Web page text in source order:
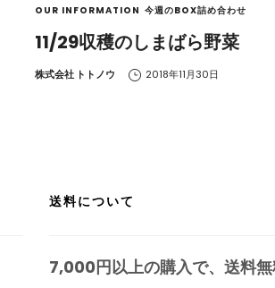
OUR INFORMATION 今週のBOX詰め合わせ
11/29収穫のしまばら野菜
by
株式会社 トトノウ 2018年11月30日
送料について
7,000円以上の購入で、 送料